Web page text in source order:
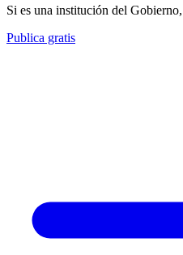
Si es una institución del
Publica gratis